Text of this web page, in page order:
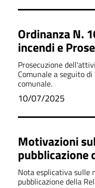
Ordinanza N.
incendi e
Centro
Prosecuzione
Comunale a seguito
comunale.
10/07/2025
Motivazioni
pubblicazione
Mandato
Nota esplicativa sulle
pubblicazione della